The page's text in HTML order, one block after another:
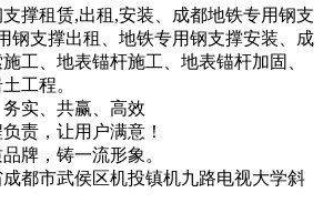
撑租赁,出租,安装、成都地铁专用钢支
钢支撑出租、地铁专用钢支撑安装、成
工、地表锚杆施工、地表锚杆加固、
工程。
实、共赢、高效
责，让用户满意！
牌，铸一流形象。
都市武侯区机投镇机九路电视大学斜